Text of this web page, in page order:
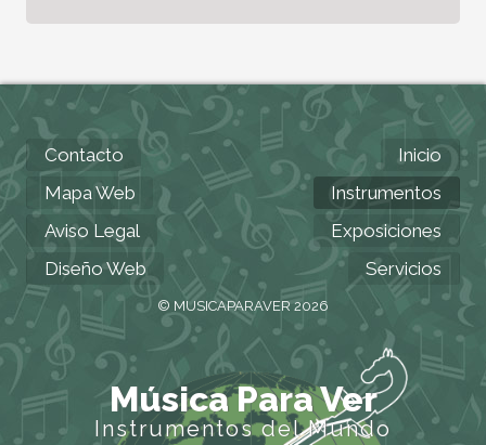
Contacto
Mapa Web
Aviso Legal
Diseño Web
Inicio
Instrumentos
Exposiciones
Servicios
© MUSICAPARAVER 2026
Música Para Ver
Instrumentos del Mundo